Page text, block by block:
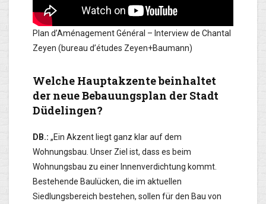
Plan d’Aménagement Général – Interview de Chantal
Zeyen (bureau d’études Zeyen+Baumann)
Welche Hauptakzente beinhaltet
der neue Bebauungsplan der Stadt
Düdelingen?
DB.: „Ein Akzent liegt ganz klar auf dem
Wohnungsbau. Unser Ziel ist, dass es beim
Wohnungsbau zu einer Innenverdichtung kommt.
Bestehende Baulücken, die im aktuellen
Siedlungsbereich bestehen, sollen für den Bau von